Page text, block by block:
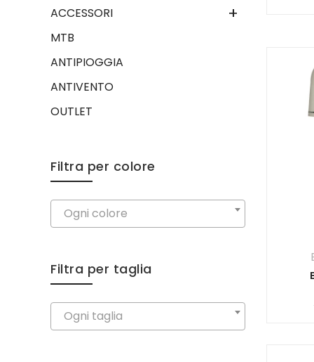
+
ACCESSORI
MTB
ANTIPIOGGIA
ANTIVENTO
OUTLET
Filtra per colore
Ogni colore
Filtra per taglia
Ogni taglia